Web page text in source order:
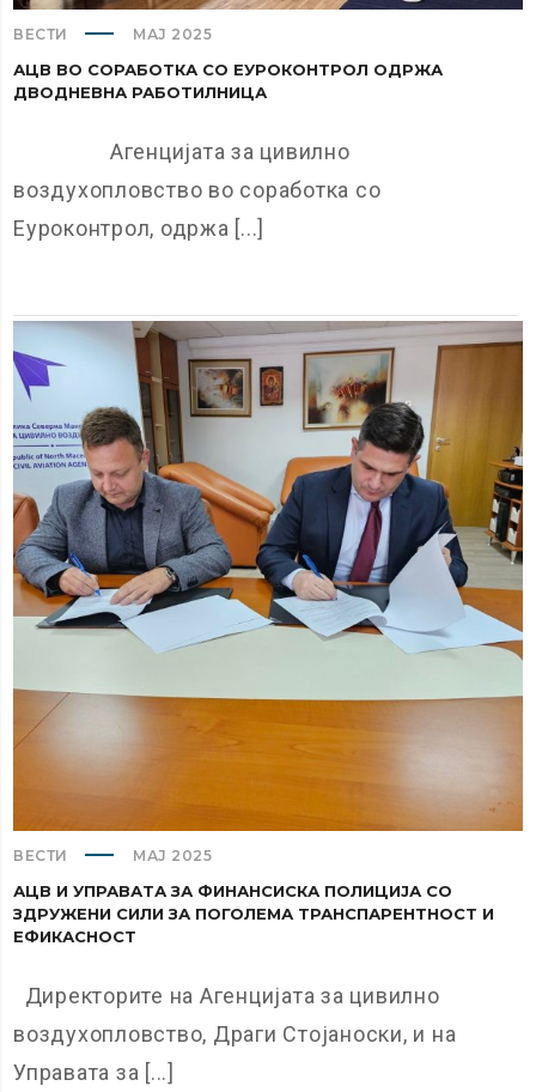
ВЕСТИ МАЈ 2025
АЦВ ВО СОРАБОТКА СО ЕУРОКОНТРОЛ ОДРЖА
ДВОДНЕВНА РАБОТИЛНИЦА
Агенцијата за цивилно
воздухопловство во соработка со
Еуроконтрол, одржа [...]
ВЕСТИ МАЈ 2025
АЦВ И УПРАВАТА ЗА ФИНАНСИСКА ПОЛИЦИЈА СО
ЗДРУЖЕНИ СИЛИ ЗА ПОГОЛЕМА ТРАНСПАРЕНТНОСТ И
ЕФИКАСНОСТ
Директорите на Агенцијата за цивилно
воздухопловство, Драги Стојаноски, и на
Управата за [...]